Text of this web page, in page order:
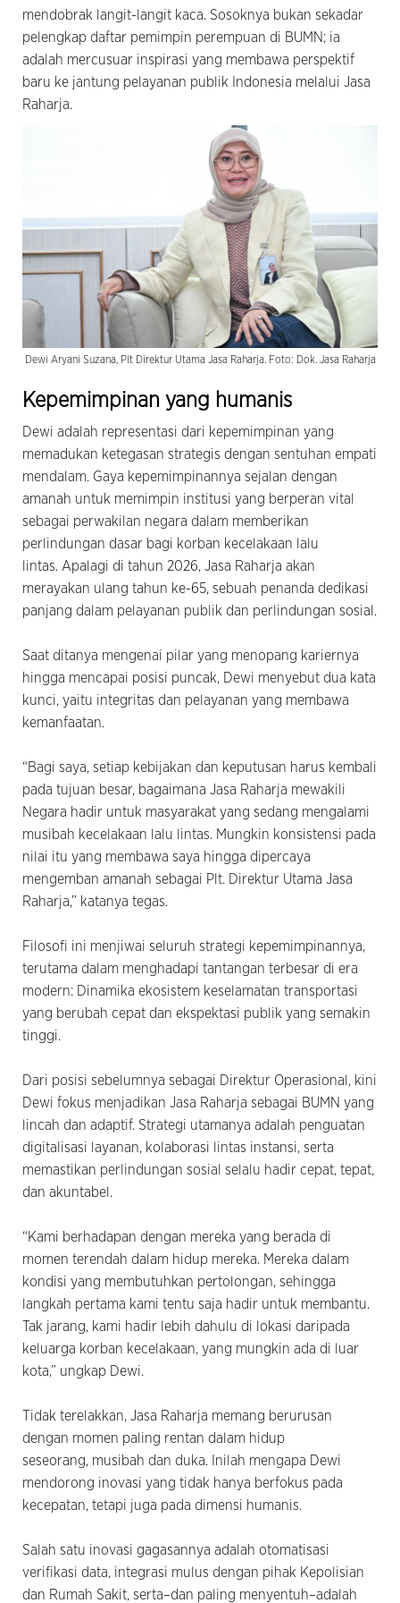
mendobrak langit-langit kaca. Sosoknya bukan sekadar
pelengkap daftar pemimpin perempuan di BUMN; ia
adalah mercusuar inspirasi yang membawa perspektif
baru ke jantung pelayanan publik Indonesia melalui Jasa
Raharja.
Dewi Aryani Suzana, Plt Direktur Utama Jasa Raharja. Foto: Dok. Jasa Raharja
Kepemimpinan yang humanis
Dewi adalah representasi dari kepemimpinan yang
memadukan ketegasan strategis dengan sentuhan empati
mendalam. Gaya kepemimpinannya sejalan dengan
amanah untuk memimpin institusi yang berperan vital
sebagai perwakilan negara dalam memberikan
perlindungan dasar bagi korban kecelakaan lalu
lintas. Apalagi di tahun 2026, Jasa Raharja akan
merayakan ulang tahun ke-65, sebuah penanda dedikasi
panjang dalam pelayanan publik dan perlindungan sosial.
Saat ditanya mengenai pilar yang menopang kariernya
hingga mencapai posisi puncak, Dewi menyebut dua kata
kunci, yaitu integritas dan pelayanan yang membawa
kemanfaatan.
“Bagi saya, setiap kebijakan dan keputusan harus kembali
pada tujuan besar, bagaimana Jasa Raharja mewakili
Negara hadir untuk masyarakat yang sedang mengalami
musibah kecelakaan lalu lintas. Mungkin konsistensi pada
nilai itu yang membawa saya hingga dipercaya
mengemban amanah sebagai Plt. Direktur Utama Jasa
Raharja,” katanya tegas.
Filosofi ini menjiwai seluruh strategi kepemimpinannya,
terutama dalam menghadapi tantangan terbesar di era
modern: Dinamika ekosistem keselamatan transportasi
yang berubah cepat dan ekspektasi publik yang semakin
tinggi.
Dari posisi sebelumnya sebagai Direktur Operasional, kini
Dewi fokus menjadikan Jasa Raharja sebagai BUMN yang
lincah dan adaptif. Strategi utamanya adalah penguatan
digitalisasi layanan, kolaborasi lintas instansi, serta
memastikan perlindungan sosial selalu hadir cepat, tepat,
dan akuntabel.
“Kami berhadapan dengan mereka yang berada di
momen terendah dalam hidup mereka. Mereka dalam
kondisi yang membutuhkan pertolongan, sehingga
langkah pertama kami tentu saja hadir untuk membantu.
Tak jarang, kami hadir lebih dahulu di lokasi daripada
keluarga korban kecelakaan, yang mungkin ada di luar
kota,” ungkap Dewi.
Tidak terelakkan, Jasa Raharja memang berurusan
dengan momen paling rentan dalam hidup
seseorang, musibah dan duka. Inilah mengapa Dewi
mendorong inovasi yang tidak hanya berfokus pada
kecepatan, tetapi juga pada dimensi humanis.
Salah satu inovasi gagasannya adalah otomatisasi
verifikasi data, integrasi mulus dengan pihak Kepolisian
dan Rumah Sakit, serta–dan paling menyentuh–adalah